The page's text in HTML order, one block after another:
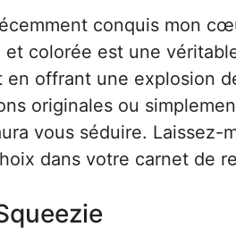
conquis mon
colorée est une
offrant une explosion
originales ou
vous séduire. Laissez-
dans votre carnet de